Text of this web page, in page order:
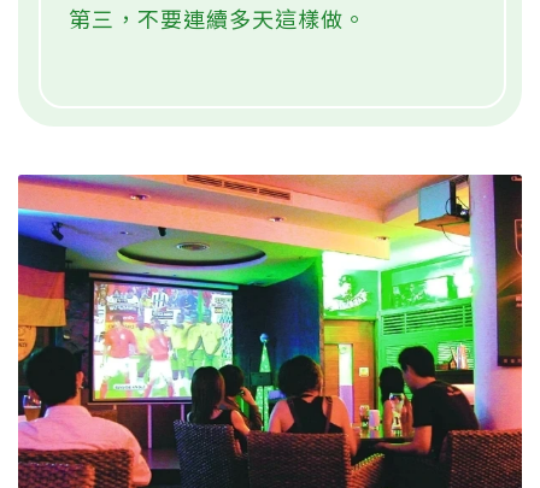
第三，不要連續多天這樣做。